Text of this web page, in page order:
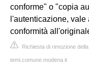
conforme" o "copia
l'autenticazione,
conformità
Richiesta di rimozione
temi.comune.modena.it